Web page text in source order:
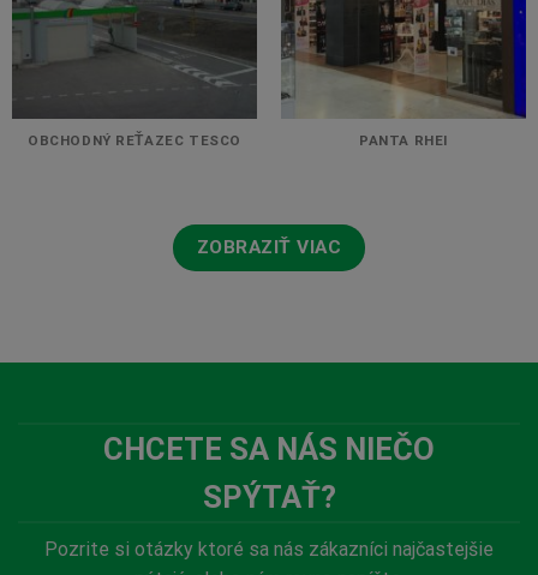
OBCHODNÝ REŤAZEC TESCO PANTA RHEI
ZOBRAZIŤ VIAC
CHCETE SA NÁS NIEČO
SPÝTAŤ?
Pozrite si otázky ktoré sa nás zákazníci najčastejšie